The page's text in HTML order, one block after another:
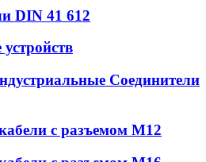
DIN 41 612
Соединители
с разъемом М12